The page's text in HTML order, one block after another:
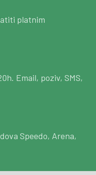
platnim
Email, poziv, SMS,
Speedo, Arena,